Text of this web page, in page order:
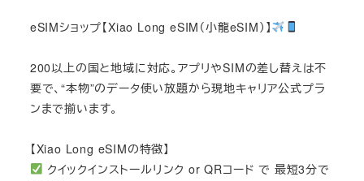
eSIMショップ【Xiao Long eSIM（小龍eSIM）】
200以上の国と地域に対応。アプリやSIMの差し替えは不
要で、“本物”のデータ使い放題から現地キャリア公式プラ
ンまで揃います。
【Xiao Long eSIMの特徴】
クイックインストールリンク or QRコード で 最短3分で